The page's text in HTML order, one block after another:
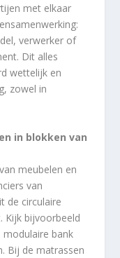
met elkaar
verwerker of
Dit alles
wettelijk en
zowel in
in blokken van
meubelen en
van
de circulaire
Kijk bijvoorbeeld
modulaire bank
Bij de matrassen